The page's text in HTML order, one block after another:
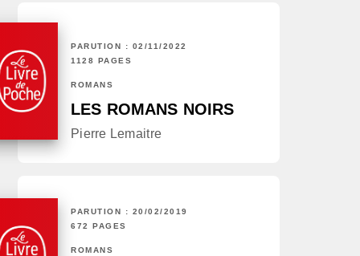
PARUTION : 02/11/2022
1128 PAGES
ROMANS
LES ROMANS NOIRS
Pierre Lemaitre
PARUTION : 20/02/2019
672 PAGES
ROMANS